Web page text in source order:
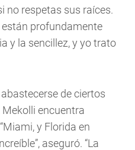
no respetas sus raíces.
profundamente
y la sencillez, y yo trato
de ciertos
Mekolli encuentra
y Florida en
aseguró. “La